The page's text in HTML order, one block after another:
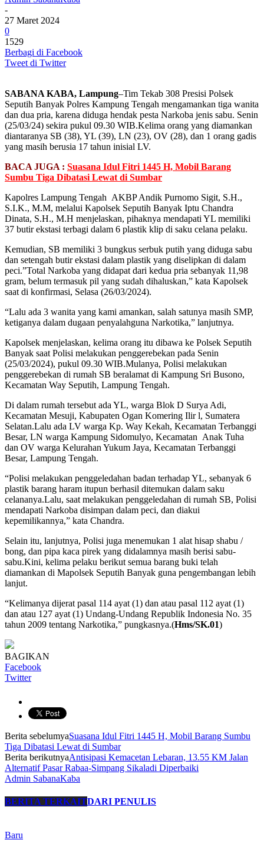
-
27 Maret 2024
0
1529
Berbagi di Facebook
Tweet di Twitter
SABANA KABA, Lampung–Tim Tekab 308 Presisi Polsek
Seputih Banyak Polres Kampung Tengah mengamankan tiga wanita
dan dua pria, karena diduga hendak pesta Narkoba jenis sabu. Senin
(25/03/24) sekira pukul 09.30 WIB.Kelima orang yang diamankan
diantaranya SB (38), YL (39), LN (23), OV (28), dan 1 orang gadis
yang masih berusia 17 tahun inisial LV.
BACA JUGA : Suasana Idul Fitri 1445 H, Mobil Barang
Sumbu Tiga Dibatasi Lewat di Sumbar
Kapolres Lampung Tengah AKBP Andik Purnomo Sigit, S.H.,
S.I.K., M.M, melalui Kapolsek Seputih Banyak Iptu Chandra
Dinata, S.H., M.H menjelaskan, pihaknya mendapati YL memiliki
37 butir ekstasi terbagi dalam 6 plastik klip di saku celana pelaku.
Kemudian, SB memiliki 3 bungkus serbuk putih yang diduga sabu
dan setengah butir ekstasi dalam plastik yang diselipkan di dalam
peci.”Total Narkoba yang didapat dari kedua pria sebanyak 11,98
gram, belum termasuk pil yang sudah dihaluskan,” kata Kapolsek
saat di konfirmasi, Selasa (26/03/2024).
“Lalu ada 3 wanita yang kami amankan, salah satunya masih SMP,
ketiganya dalam dugaan penyalahguna Narkotika,” lanjutnya.
Kapolsek menjelaskan, kelima orang itu dibawa ke Polsek Seputih
Banyak saat Polisi melakukan penggerebekan pada Senin
(25/03/2024), pukul 09.30 WIB.Mulanya, Polisi melakukan
penggerebekan di rumah SB beralamat di Kampung Sri Busono,
Kecamatan Way Seputih, Lampung Tengah.
Di dalam rumah tersebut ada YL, warga Blok D Surya Adi,
Kecamatan Mesuji, Kabupaten Ogan Komering Ilir l, Sumatera
Selatan.Lalu ada LV warga Kp. Way Kekah, Kecamatan Terbanggi
Besar, LN warga Kampung Sidomulyo, Kecamatan Anak Tuha
dan OV warga Kelurahan Yukum Jaya, Kecamatan Terbanggi
Besar, Lampung Tengah.
“Polisi melakukan penggeledahan badan terhadap YL, sebanyak 6
plastik barang haram itupun berhasil ditemukan dalam saku
celananya.Lalu, saat melakukan penggeledahan di rumah SB, Polisi
mendapati Narkoba disimpan dalam peci, dan diakui
kepemilikannya,” kata Chandra.
Selain itu, lanjutnya, Polisi juga menemukan 1 alat hisap shabu /
bong, dan pipa kaca pirek yang didalamnya masih berisi sabu-
sabu.Kini, kelima pelaku berikut semua barang buki telah
diamankan di Mapolsek Seputih Banyak guna pengembangan lebih
lanjut.
“Kelimanya dijerat pasal 114 ayat (1) dan atau pasal 112 ayat (1)
dan atau 127 ayat (1) Undang-Undang Republik Indonesia No. 35
tahun 2009 tentang Narkotika,” pungkasnya.(Hms/SK.01)
BAGIKAN
Facebook
Twitter
Berita sebelumyaSuasana Idul Fitri 1445 H, Mobil Barang Sumbu
Tiga Dibatasi Lewat di Sumbar
Berita berikutnyaAntisipasi Kemacetan Lebaran, 13.55 KM Jalan
Alternatif Pasar Rabaa-Simpang Sikaladi Diperbaiki
Admin SabanaKaba
BERITA TERKAITDARI PENULIS
Baru